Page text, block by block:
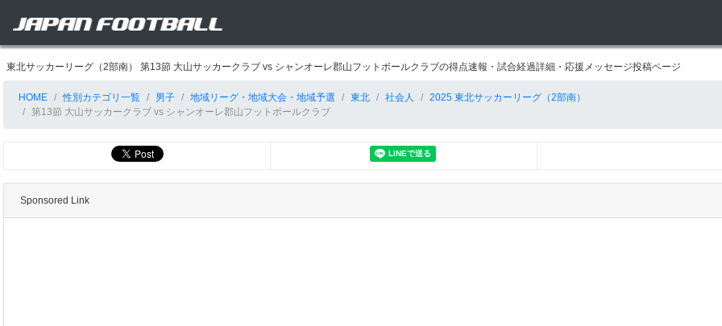
東北サッカーリーグ（2部南） 第13節 大山サッカークラブ vs シャンオーレ郡山フットボールクラブの得点速報・試合経過詳細・応援メッセージ投稿ページ
HOME 性別カテゴリ一覧 男子 地域リーグ・地域大会・地域予選 東北 社会人
2025 東北サッカーリーグ（2部南）
第13節 大山サッカークラブ vs シャンオーレ郡山フットボールクラブ
Sponsored Link